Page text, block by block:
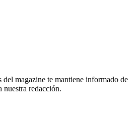
magazine te mantiene informado de
nuestra redacción.